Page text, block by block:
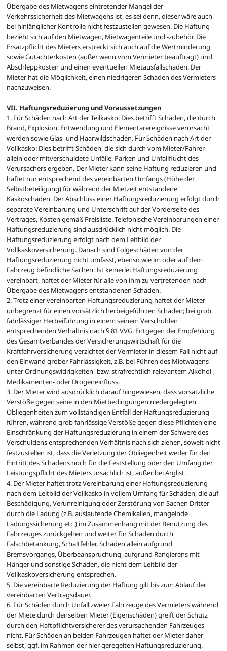
Übergabe des Mietwagens eintretender Mangel der
Verkehrssicherheit des Mietwagens ist, es sei denn, dieser wäre auch
bei hinlänglicher Kontrolle nicht festzustellen gewesen. Die Haftung
bezieht sich auf den Mietwagen, Mietwagenteile und -zubehör. Die
Ersatzpflicht des Mieters erstreckt sich auch auf die Wertminderung
sowie Gutachterkosten (außer wenn vom Vermieter beauftragt) und
Abschleppkosten und einen eventuellen Mietausfallschaden. Der
Mieter hat die Möglichkeit, einen niedrigeren Schaden des Vermieters
nachzuweisen.
VII. Haftungsreduzierung und Voraussetzungen
1. Für Schäden nach Art der Teilkasko: Dies betrifft Schäden, die durch
Brand, Explosion, Entwendung und Elementarereignisse verursacht
werden sowie Glas- und Haarwildschäden. Für Schäden nach Art der
Vollkasko: Dies betrifft Schäden, die sich durch vom Mieter/Fahrer
allein oder mitverschuldete Unfälle, Parken und Unfallflucht des
Verursachers ergeben. Der Mieter kann seine Haftung reduzieren und
haftet nur entsprechend des vereinbarten Umfangs (Höhe der
Selbstbeteiligung) für während der Mietzeit entstandene
Kaskoschäden. Der Abschluss einer Haftungsreduzierung erfolgt durch
separate Vereinbarung und Unterschrift auf der Vorderseite des
Vertrages, Kosten gemäß Preisliste. Telefonische Vereinbarungen einer
Haftungsreduzierung sind ausdrücklich nicht möglich. Die
Haftungsreduzierung erfolgt nach dem Leitbild der
Vollkaskoversicherung. Danach sind Folgeschäden von der
Haftungsreduzierung nicht umfasst, ebenso wie im oder auf dem
Fahrzeug befindliche Sachen. Ist keinerlei Haftungsreduzierung
vereinbart, haftet der Mieter für alle von ihm zu vertretenden nach
Übergabe des Mietwagens entstandenen Schäden.
2. Trotz einer vereinbarten Haftungsreduzierung haftet der Mieter
unbegrenzt für einen vorsätzlich herbeigeführten Schaden; bei grob
fahrlässiger Herbeiführung in einem seinem Verschulden
entsprechenden Verhältnis nach § 81 VVG. Entgegen der Empfehlung
des Gesamtverbandes der Versicherungswirtschaft für die
Kraftfahrversicherung verzichtet der Vermieter in diesem Fall nicht auf
den Einwand grober Fahrlässigkeit, z.B. bei Führen des Mietwagens
unter Ordnungswidrigkeiten- bzw. strafrechtlich relevantem Alkohol-,
Medikamenten- oder Drogeneinfluss.
3. Der Mieter wird ausdrücklich darauf hingewiesen, dass vorsätzliche
Verstöße gegen seine in den Mietbedingungen niedergelegten
Obliegenheiten zum vollständigen Entfall der Haftungsreduzierung
führen, während grob fahrlässige Verstöße gegen diese Pflichten eine
Einschränkung der Haftungsreduzierung in einem der Schwere des
Verschuldens entsprechenden Verhältnis nach sich ziehen, soweit nicht
festzustellen ist, dass die Verletzung der Obliegenheit weder für den
Eintritt des Schadens noch für die Feststellung oder den Umfang der
Leistungspflicht des Mieters ursächlich ist, außer bei Arglist.
4. Der Mieter haftet trotz Vereinbarung einer Haftungsreduzierung
nach dem Leitbild der Vollkasko in vollem Umfang für Schäden, die auf
Beschädigung, Verunreinigung oder Zerstörung von Sachen Dritter
durch die Ladung (z.B. auslaufende Chemikalien, mangelnde
Ladungssicherung etc.) im Zusammenhang mit der Benutzung des
Fahrzeuges zurückgehen und weiter für Schäden durch
Falschbetankung, Schaltfehler, Schäden allein aufgrund
Bremsvorgangs, Überbeanspruchung, aufgrund Rangierens mit
Hänger und sonstige Schäden, die nicht dem Leitbild der
Vollkaskoversicherung entsprechen.
5. Die vereinbarte Reduzierung der Haftung gilt bis zum Ablauf der
vereinbarten Vertragsdauer.
6. Für Schäden durch Unfall zweier Fahrzeuge des Vermieters während
der Miete durch denselben Mieter (Eigenschäden) greift der Schutz
durch den Haftpflichtversicherer des verursachenden Fahrzeuges
nicht. Für Schäden an beiden Fahrzeugen haftet der Mieter daher
selbst, ggf. im Rahmen der hier geregelten Haftungsreduzierung.